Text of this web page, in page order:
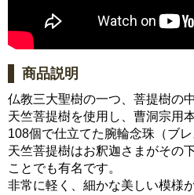
商品説明
仏教三大聖樹の一つ、菩提樹の
天竺菩提樹を使用し、曹洞宗用
108個で仕立てた腕輪念珠（ブレ
天竺菩提樹はお釈迦さまがその
ことでも有名です。
非常に軽く、細かな美しい模様